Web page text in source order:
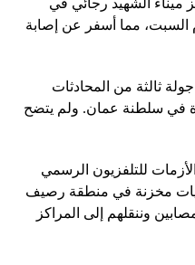
ميناء الشهيد رجائي في
السبت، مما أسفر عن إصابة
ثالثة من المحادثات
في سلطنة عمان. ولم يتضح
للتلفزيون الرسمي
مخزنة في منطقة رصيف
وننقلهم إلى المراكز